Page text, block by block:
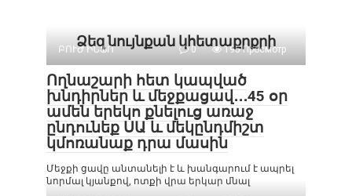
Ձեզ նույնքան կհետաքրքրի
ԲՈՒԺ ԻՆՖՈ 0 195 Просмотр
Ողնաշարի հետ կապված
խնդիրներ և մեջքացավ․․․45 օր
ամեն երեկո քնելուց առաջ
ընդունեք ՍԱ և մեկընդմիշտ
կմոռանաք դրա մասին
Մեջքի ցավը անտանելի է և խանգարում է ապրել
նորմալ կյանքով, ոտքի վրա երկար մնալ